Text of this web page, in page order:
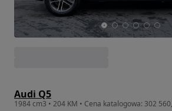
Audi Q5
1984 cm3 • 204 KM • Cena katalogowa: 302